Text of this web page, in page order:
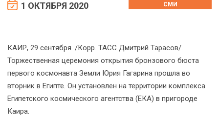
1 ОКТЯБРЯ 2020 СМИ
КАИР, 29 сентября. /Корр. ТАСС Дмитрий Тарасов/.
Торжественная церемония открытия бронзового бюста
первого космонавта Земли Юрия Гагарина прошла во
вторник в Египте. Он установлен на территории комплекса
Египетского космического агентства (ЕКА) в пригороде
Каира.